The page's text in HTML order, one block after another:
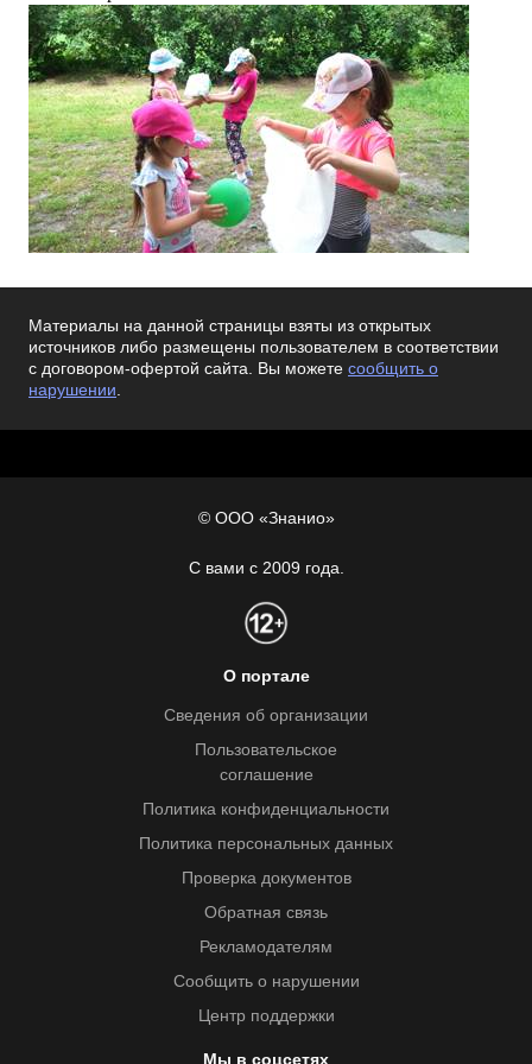
Материалы на данной страницы взяты из открытых
источников либо размещены пользователем в соответствии
с договором-офертой сайта. Вы можете сообщить о
нарушении
© ООО «Знанио»
С вами с 2009 года.
О портале
Сведения об организации
Пользовательское
соглашение
Политика конфиденциальности
Политика персональных данных
Проверка документов
Обратная связь
Рекламодателям
Сообщить о нарушении
Центр поддержки
Мы в соцсетях